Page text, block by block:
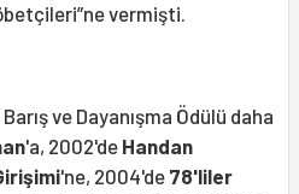
vermişti.
ve Dayanışma Ödülü daha
'a, 2002'de Handan
'ne, 2004'de 78'liler